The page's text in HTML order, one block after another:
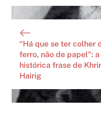
“Há que se ter colher
ferro, não de papel”: a
histórica frase de
Hairig